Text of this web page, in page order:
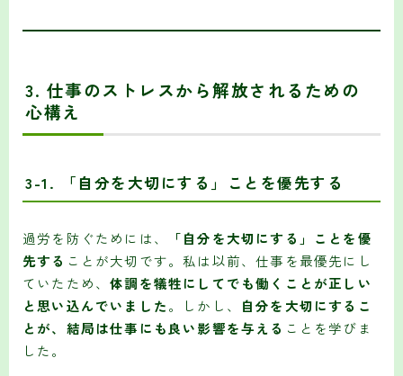
3. 仕事のストレスから解放されるための
心構え
3-1. 「自分を大切にする」ことを優先する
過労を防ぐためには、
「自分を大切にする」ことを優
先する ことが大切です。私は以前、仕事を最優先にし
ていたため、体調を犠牲にしてでも働くことが正しい
と思い込んでいました。しかし、 自分を大切にするこ
とが、結局は仕事にも良い影響を与える ことを学びま
した。